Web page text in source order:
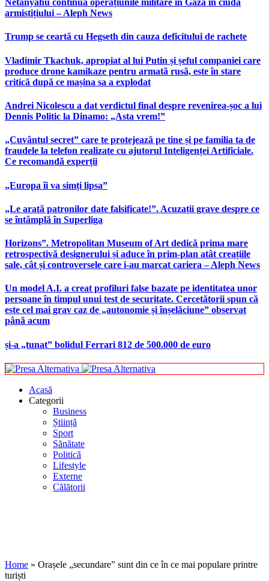
Netanyahu continuă operațiunile militare în Gaza în ciuda
armistițiului – Aleph News
Trump se ceartă cu Hegseth din cauza deficitului de rachete
Vladimir Tkachuk, apropiat al lui Putin și șeful companiei care
produce drone kamikaze pentru armată rusă, este în stare
critică după ce mașina sa a explodat
Andrei Nicolescu a dat verdictul final despre revenirea-șoc a lui
Dennis Politic la Dinamo: „Asta vrem!”
„Cuvântul secret” care te protejează pe tine și pe familia ta de
fraudele la telefon realizate cu ajutorul Inteligenței Artificiale.
Ce recomandă experții
„Europa îi va simți lipsa”
„Le arată patronilor date falsificate!”. Acuzații grave despre ce
se întâmplă în Superliga
Horizons”. Metropolitan Museum of Art dedică prima mare
retrospectivă designerului și aduce în prim-plan atât creațiile
sale, cât și controversele care i-au marcat cariera – Aleph News
Un model A.I. a creat profiluri false bazate pe identitatea unor
persoane în timpul unui test de securitate. Cercetătorii spun că
este cel mai grav caz de „autonomie și înșelăciune” observat
până acum
și-a „tunat” bolidul Ferrari 812 de 500.000 de euro
Acasă
Categorii
Business
Știință
Sport
Sănătate
Politică
Lifestyle
Externe
Călătorii
Home » Orașele „secundare” sunt din ce în ce mai populare printre
turiști